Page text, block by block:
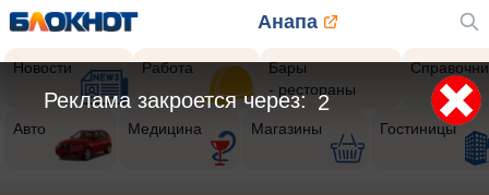
Анапа
Новости Работа
Бары
- рестораны
Авто Медицина Магазины Гостиницы